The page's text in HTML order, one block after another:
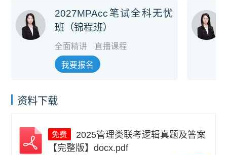
2027MPAcc笔试全科无忧
班（锦程班）
全面精讲 直播课程
我要报名
资料下载
【完整版】docx.pdf